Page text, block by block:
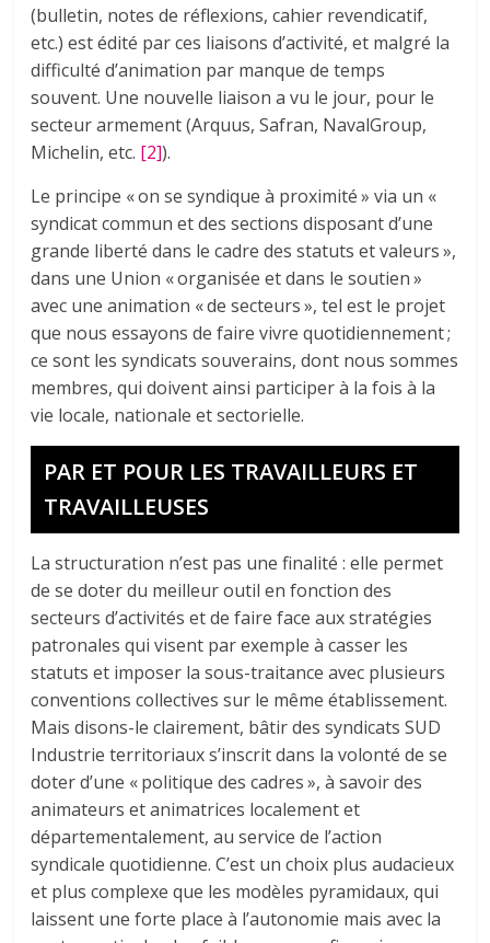
(bulletin, notes de réflexions, cahier revendicatif,
etc.) est édité par ces liaisons d’activité, et malgré la
difficulté d’animation par manque de temps
souvent. Une nouvelle liaison a vu le jour, pour le
secteur armement (Arquus, Safran, NavalGroup,
Michelin, etc. [2]).
Le principe « on se syndique à proximité » via un «
syndicat commun et des sections disposant d’une
grande liberté dans le cadre des statuts et valeurs »,
dans une Union « organisée et dans le soutien »
avec une animation « de secteurs », tel est le projet
que nous essayons de faire vivre quotidiennement ;
ce sont les syndicats souverains, dont nous sommes
membres, qui doivent ainsi participer à la fois à la
vie locale, nationale et sectorielle.
PAR ET POUR LES TRAVAILLEURS ET
TRAVAILLEUSES
La structuration n’est pas une finalité : elle permet
de se doter du meilleur outil en fonction des
secteurs d’activités et de faire face aux stratégies
patronales qui visent par exemple à casser les
statuts et imposer la sous-traitance avec plusieurs
conventions collectives sur le même établissement.
Mais disons-le clairement, bâtir des syndicats SUD
Industrie territoriaux s’inscrit dans la volonté de se
doter d’une « politique des cadres », à savoir des
animateurs et animatrices localement et
départementalement, au service de l’action
syndicale quotidienne. C’est un choix plus audacieux
et plus complexe que les modèles pyramidaux, qui
laissent une forte place à l’autonomie mais avec la